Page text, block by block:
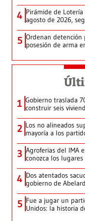
4 Pirámide de
agosto de 2026,
5 Ordenan detención
posesión de arma
1 Gobierno traslada
construir seis
2 Los no alineados
mayoría a los
3 Agroferias del IMA
conozca los lugares
4 Dos atentados
gobierno de
5 Fue a jugar un
Unidos: la historia